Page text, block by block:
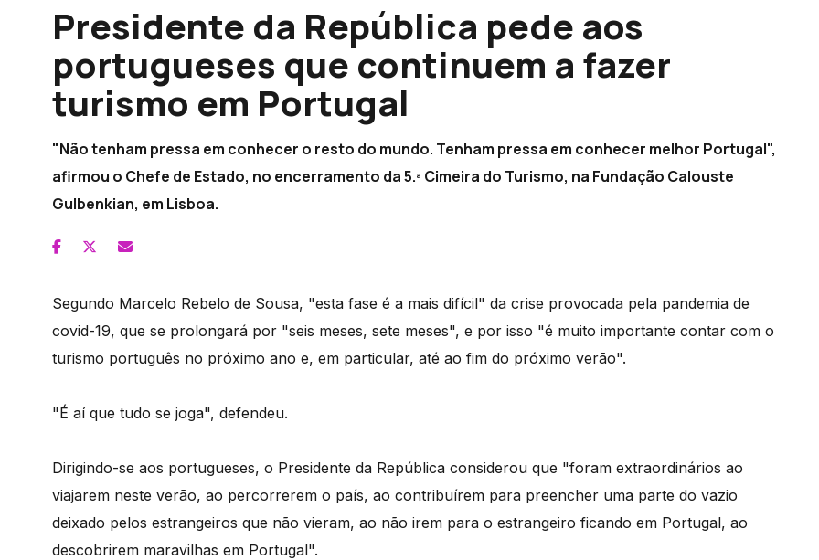
Presidente da República pede aos
portugueses que continuem a fazer
turismo em Portugal
"Não tenham pressa em conhecer o resto do mundo. Tenham pressa em conhecer melhor Portugal",
afirmou o Chefe de Estado, no encerramento da 5.ª Cimeira do Turismo, na Fundação Calouste
Gulbenkian, em Lisboa.
Segundo Marcelo Rebelo de Sousa, "esta fase é a mais difícil" da crise provocada pela pandemia de
covid-19, que se prolongará por "seis meses, sete meses", e por isso "é muito importante contar com o
turismo português no próximo ano e, em particular, até ao fim do próximo verão".
"É aí que tudo se joga", defendeu.
Dirigindo-se aos portugueses, o Presidente da República considerou que "foram extraordinários ao
viajarem neste verão, ao percorrerem o país, ao contribuírem para preencher uma parte do vazio
deixado pelos estrangeiros que não vieram, ao não irem para o estrangeiro ficando em Portugal, ao
descobrirem maravilhas em Portugal".